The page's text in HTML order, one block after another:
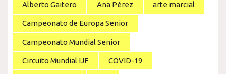
Alberto Gaitero Ana Pérez arte marcial
Campeonato de Europa Senior
Campeonato Mundial Senior
Circuito Mundial IJF COVID-19